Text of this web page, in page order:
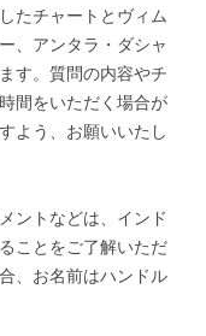
たチャートとヴィム
、アンタラ・ダシャ
す。質問の内容やチ
間をいただく場合が
よう、お願いいたし
ントなどは、インド
ことをご了解いただ
、お名前はハンドル